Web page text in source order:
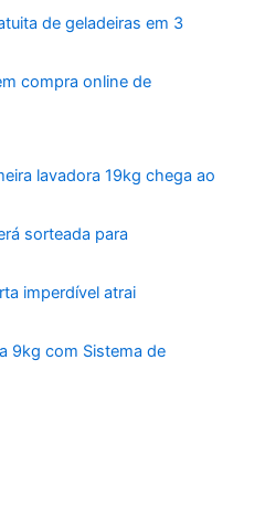
de geladeiras em 3
compra online de
lavadora 19kg chega ao
sorteada para
imperdível atrai
9kg com Sistema de